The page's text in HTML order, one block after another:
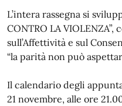
L’intera rassegna si
CONTRO LA
sull’Affettività e sul
“la parità non può
Il calendario degli
21 novembre, alle ore